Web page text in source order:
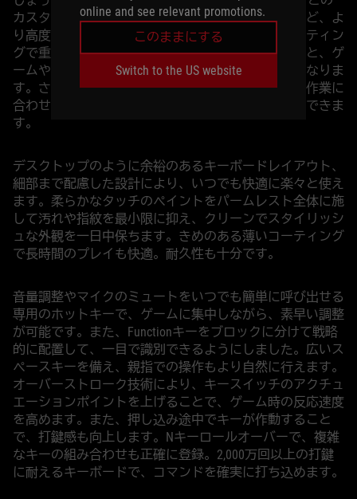
online and see relevant promotions.
このままにする
Switch to the US website
カスタマイズ、複雑なエフェクトを作成する機能など、よ
り高度なコントロールが可能です。キーごとのライティン
グで重要なキーやショートカットをハイライトすると、ゲ
ームやストリーミング、日常の作業がずっと簡単になりま
す。さらに、シナリオプロファイルを使用すれば、作業に
合わせた好みのレイアウトを自動的にライトアップできま
す。
デスクトップのように余裕のあるキーボードレイアウト、
細部まで配慮した設計により、いつでも快適に楽々と使え
ます。柔らかなタッチのペイントをパームレスト全体に施
して汚れや指紋を最小限に抑え、クリーンでスタイリッシ
ュな外観を一日中保ちます。きめのある薄いコーティング
で長時間のプレイも快適。耐久性も十分です。
音量調整やマイクのミュートをいつでも簡単に呼び出せる
専用のホットキーで、ゲームに集中しながら、素早い調整
が可能です。また、Functionキーをブロックに分けて戦略
的に配置して、一目で識別できるようにしました。広いス
ペースキーを備え、親指での操作もより自然に行えます。
オーバーストローク技術により、キースイッチのアクチュ
エーションポイントを上げることで、ゲーム時の反応速度
を高めます。また、押し込み途中でキーが作動すること
で、打鍵感も向上します。Nキーロールオーバーで、複雑
なキーの組み合わせも正確に登録。2,000万回以上の打鍵
に耐えるキーボードで、コマンドを確実に打ち込めます。